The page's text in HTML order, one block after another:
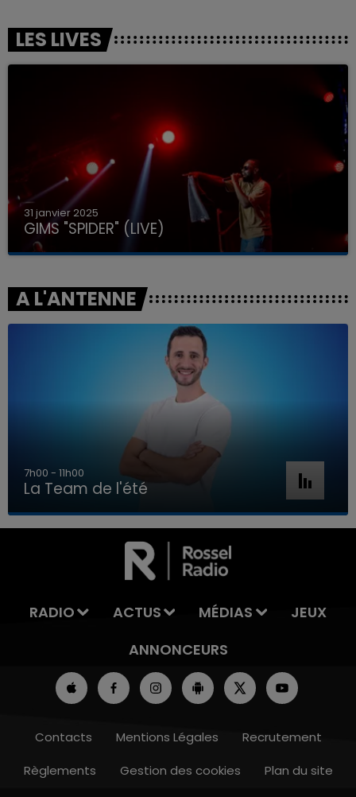
LA TEAM DE L'ÉTÉ
LES LIVES
31 janvier 2025
GIMS "SPIDER" (LIVE)
A L'ANTENNE
7h00 - 11h00
La Team de l'été
RADIO ACTUS MÉDIAS
JEUX
ANNONCEURS
Contacts Mentions Légales
Recrutement
Règlements
Gestion des cookies Plan du site